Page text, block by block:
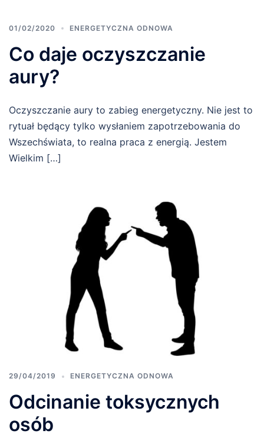
01/02/2020 ENERGETYCZNA ODNOWA
Co daje oczyszczanie
aury?
Oczyszczanie aury to zabieg energetyczny. Nie jest to
rytuał będący tylko wysłaniem zapotrzebowania do
Wszechświata, to realna praca z energią. Jestem
Wielkim […]
29/04/2019 ENERGETYCZNA ODNOWA
Odcinanie toksycznych
osób